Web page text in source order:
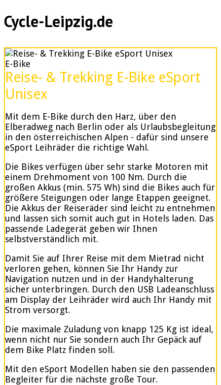
Cycle-Leipzig.de
E-Bike
Reise- & Trekking E-Bike eSport
Unisex
Mit dem E-Bike durch den Harz, über den
Elberadweg nach Berlin oder als Urlaubsbegleitung
in den österreichischen Alpen - dafür sind unsere
eSport Leihräder die richtige Wahl.
Die Bikes verfügen über sehr starke Motoren mit
einem Drehmoment von 100 Nm. Durch die
großen Akkus (min. 575 Wh) sind die Bikes auch für
größere Steigungen oder lange Etappen geeignet.
Die Akkus der Reiseräder sind leicht zu entnehmen
und lassen sich somit auch gut in Hotels laden. Das
passende Ladegerät geben wir Ihnen
selbstverständlich mit.
Damit Sie auf Ihrer Reise mit dem Mietrad nicht
verloren gehen, können Sie Ihr Handy zur
Navigation nutzen und in der Handyhalterung
sicher unterbringen. Durch den USB Ladeanschluss
am Display der Leihräder wird auch Ihr Handy mit
Strom versorgt.
Die maximale Zuladung von knapp 125 Kg ist ideal,
wenn nicht nur Sie sondern auch Ihr Gepäck auf
dem Bike Platz finden soll.
Mit den eSport Modellen haben sie den passenden
Begleiter für die nächste große Tour.